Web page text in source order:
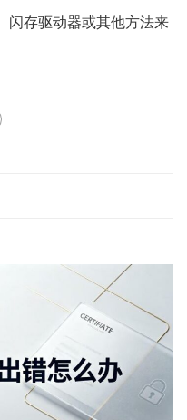
闪存驱动器或其他方法来